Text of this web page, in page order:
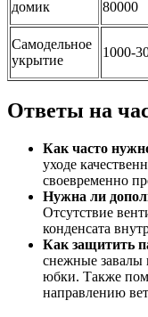
домик
80000
Самодельное
укрытие
1000-
Ответы на
Как часто
уходе
своевременно
Нужна ли
Отсутствие
конденсата
Как защитить
снежные завалы
юбки. Также
направлению